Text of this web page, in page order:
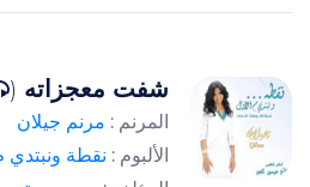
شفت معجزاته (
المرنم : مرنم جيلان
الألبوم : نقطة ونبتدي